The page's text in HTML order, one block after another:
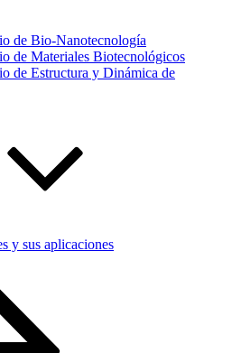
de Bio-Nanotecnología
de Materiales Biotecnológicos
de Estructura y Dinámica de
y sus aplicaciones